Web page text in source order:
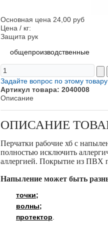
Основная цена 24,00 руб
Цена / кг:
Защита рук
общепроизводственные
Задайте вопрос по этому товару
Артикул товара: 2040008
Описание
ОПИСАНИЕ
Перчатки рабочие хб с
полностью исключить
аллергией. Покрытие из ПВХ
Напыление может быть
точки;
волны;
протектор